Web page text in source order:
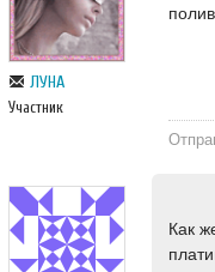
ЛУНА
Участник
Как